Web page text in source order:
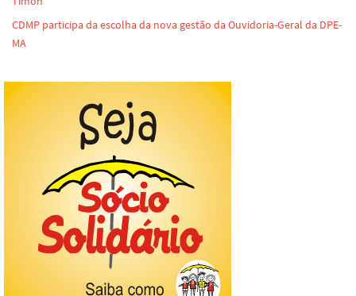
CDMP participa da escolha da nova gestão da Ouvidoria-Geral da DPE-
MA